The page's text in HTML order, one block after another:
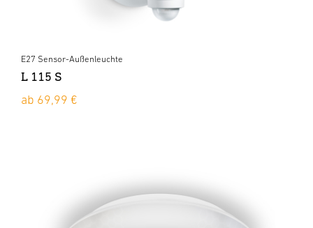
E27 Sensor-Außenleuchte
L 115 S
ab 69,99 €